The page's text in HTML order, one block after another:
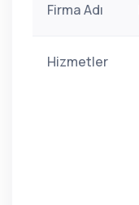
Firma Adı
Hizmetler